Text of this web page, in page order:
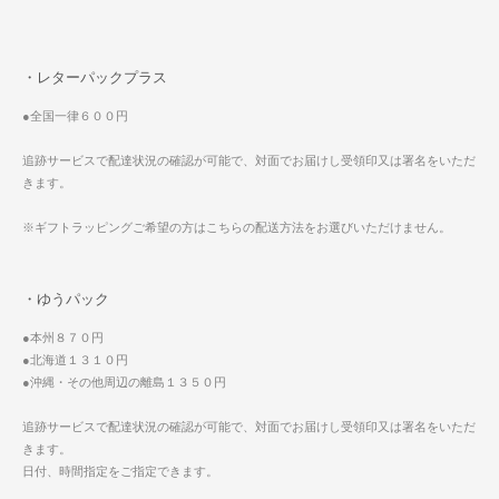
・レターパックプラス
●全国一律６００円
追跡サービスで配達状況の確認が可能で、対面でお届けし受領印又は署名をいただ
きます。
※ギフトラッピングご希望の方はこちらの配送方法をお選びいただけません。
・ゆうパック
●本州８７０円
●北海道１３１０円
●沖縄・その他周辺の離島１３５０円
追跡サービスで配達状況の確認が可能で、対面でお届けし受領印又は署名をいただ
きます。
日付、時間指定をご指定できます。